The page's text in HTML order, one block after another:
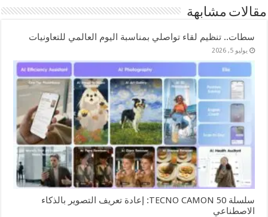
مقالات مشابهة
سطات.. تنظيم لقاء تواصلي بمناسبة اليوم العالمي للتعاونيات
يوليو 5, 2026
سلسلة TECNO CAMON 50: إعادة تعريف التصوير بالذكاء
الاصطناعي